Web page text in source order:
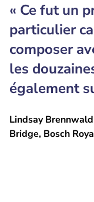
« Ce fut un
particulier
composer
les
également
Lindsay
Bridge, Bosch